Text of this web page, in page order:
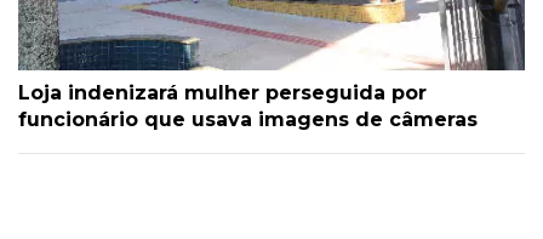
Loja indenizará mulher perseguida por
funcionário que usava imagens de câmeras